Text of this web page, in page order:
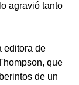
agravió tanto
editora de
que
de un